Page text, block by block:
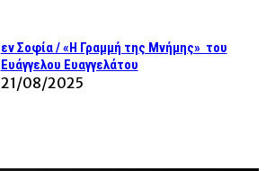
εν Σοφία / «Η Γραμμή της Μνήμης» του
Ευάγγελου Ευαγγελάτου
21/08/2025